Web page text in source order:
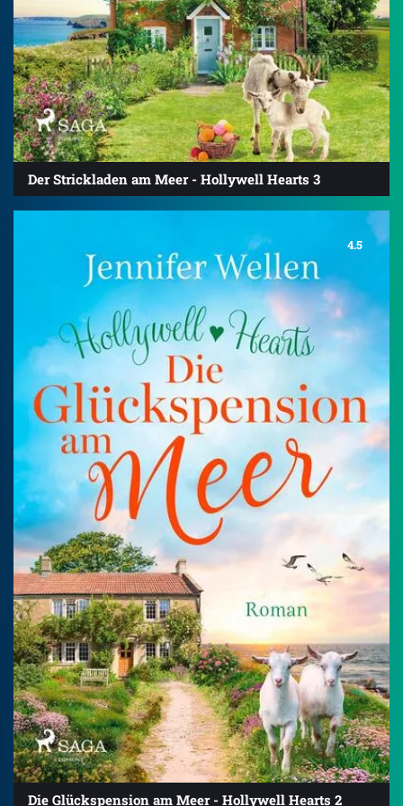
Der Strickladen am Meer - Hollywell Hearts 3
4.5
Die Glückspension am Meer - Hollywell Hearts 2